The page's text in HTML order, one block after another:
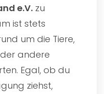
e.V. zu
ist stets
um die Tiere,
andere
Egal, ob du
ziehst,